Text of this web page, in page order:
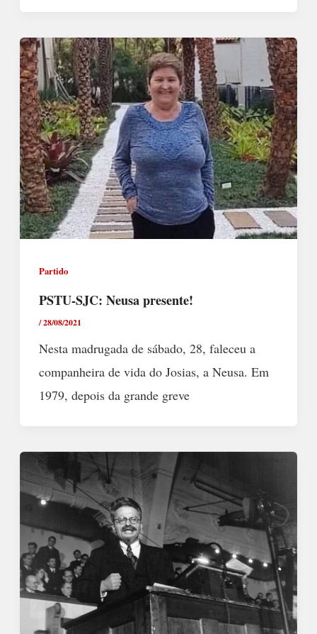
Partido
PSTU-SJC: Neusa presente!
/28/08/2021
Nesta madrugada de sábado, 28, faleceu a
companheira de vida do Josias, a Neusa. Em
1979, depois da grande greve